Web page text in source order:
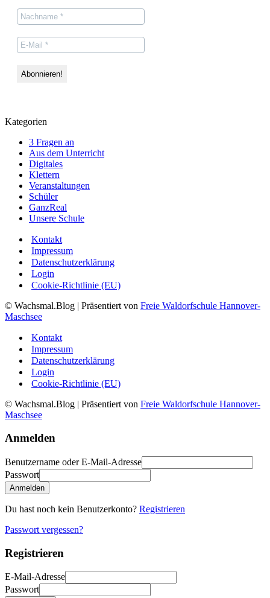
Kategorien
3 Fragen an
Aus dem Unterricht
Digitales
Klettern
Veranstaltungen
Schüler
GanzReal
Unsere Schule
Kontakt
Impressum
Datenschutzerklärung
Login
Cookie-Richtlinie (EU)
© Wachsmal.Blog | Präsentiert von Freie Waldorfschule Hannover-
Maschsee
Kontakt
Impressum
Datenschutzerklärung
Login
Cookie-Richtlinie (EU)
© Wachsmal.Blog | Präsentiert von Freie Waldorfschule Hannover-
Maschsee
Anmelden
Benutzername oder E-Mail-Adresse
Passwort
Anmelden
Du hast noch kein Benutzerkonto? Registrieren
Passwort vergessen?
Registrieren
E-Mail-Adresse
Passwort